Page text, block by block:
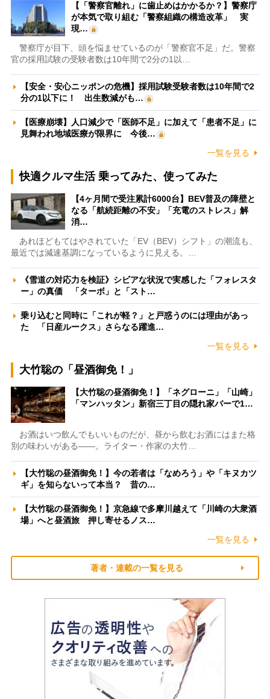
【「警察官離れ」に歯止めはかかるか？】警察庁
が本気で取り組む「警察組織の構造改革」 実
現…
警察庁が目下、頭を悩ませているのが「警察官不足」だ。警察
官の採用試験の受験者数は10年間で2分の1以…
【安全・安心ニッポンの危機】採用試験受験者数は10年間で2
分の1以下に！ 出生数減がも…
【医療崩壊】人口減少で「医師不足」に加えて「患者不足」に
見舞われ地域医療が限界に 今後…
一覧を見る
快適クルマ生活 乗ってみた、使ってみた
【4ヶ月間で受注累計6000台】BEV普及の障壁と
なる「航続距離の不安」「充電のストレス」解
消…
あれほどもてはやされていた「EV（BEV）シフト」の潮流も、
最近では減速基調になっているように見える。…
《雪道の対応力を検証》シビアな状況で実感した「フォレスタ
ー」の真価 「ターボ」と「スト…
乗り込むと同時に「これが軽？」と戸惑うのには理由があっ
た 「日産ルークス」さらなる躍進…
一覧を見る
大竹聡の「昼酒御免！」
【大竹聡の昼酒御免！】「ネグローニ」「山崎」
「マンハッタン」新宿三丁目の隠れ家バーで1…
お酒はいつ飲んでもいいものだが、昼から飲むお酒にはまた格
別の味わいがある――。ライター・作家の大竹…
【大竹聡の昼酒御免！】今の若者は「なめろう」や「キヌカツ
ギ」を知らないって本当？ 昔の…
【大竹聡の昼酒御免！】京急線で多摩川越えて「川崎の大衆酒
場」へと昼酒旅 押し寄せるノス…
一覧を見る
著者・連載の一覧を見る